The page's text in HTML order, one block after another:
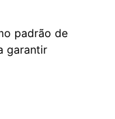
padrão de
garantir